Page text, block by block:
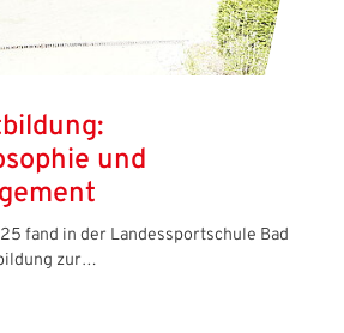
und
fand in der Landessportschule Bad
zur…